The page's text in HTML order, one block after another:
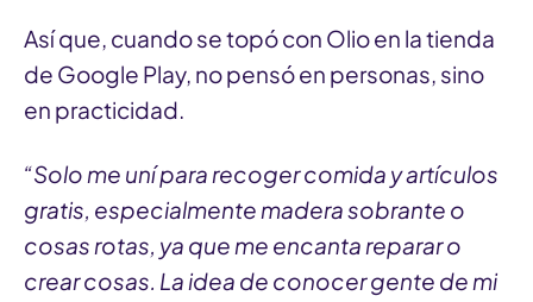
Así que, cuando se topó con Olio en la tienda
de Google Play, no pensó en personas, sino
en practicidad.
“Solo me uní para recoger comida y artículos
gratis, especialmente madera sobrante o
cosas rotas, ya que me encanta reparar o
crear cosas. La idea de conocer gente de mi